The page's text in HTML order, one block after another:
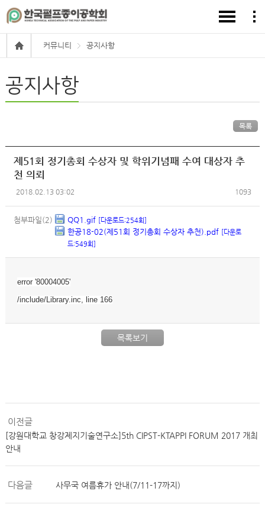
커뮤니티 공지사항
공지사항
목록
제51회 정기총회 수상자 및 학위기념패 수여 대상자 추
천 의뢰
2018.02.13 03:02 1093
첨부파일(2) QQ1.gif [다운로드:254회]
한공18-02(제51회 정기총회 수상자 추천).pdf [다운로
드:549회]
error '80004005'
/include/Library.inc, line 166
목록보기
이전글
[강원대학교 창강제지기술연구소]5th CIPST-KTAPPI FORUM 2017 개최
안내
다음글 사무국 여름휴가 안내(7/11-17까지)